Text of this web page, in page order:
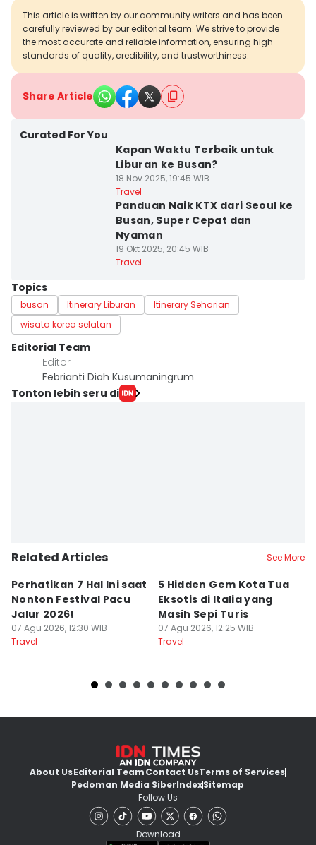
This article is written by our community writers and has been
carefully reviewed by our editorial team. We strive to provide
the most accurate and reliable information, ensuring high
standards of quality, credibility, and trustworthiness.
Share Article
Curated For You
Kapan Waktu Terbaik untuk
Liburan ke Busan?
18 Nov 2025, 19:45 WIB
Travel
Panduan Naik KTX dari Seoul ke
Busan, Super Cepat dan
Nyaman
19 Okt 2025, 20:45 WIB
Travel
Topics
busan Itinerary Liburan
Itinerary Seharian
wisata korea selatan
Editorial Team
Editor
Febrianti Diah Kusumaningrum
Tonton lebih seru di
Related Articles See More
Perhatikan 7 Hal Ini saat
Nonton Festival Pacu
Jalur 2026!
07 Agu 2026, 12:30 WIB
Travel
5 Hidden Gem Kota Tua
Eksotis di Italia yang
Masih Sepi Turis
07 Agu 2026, 12:25 WIB
Travel
About UsEditorial TeamContact UsTerms of Services
Pedoman Media SiberIndexSitemap
Follow Us
Download